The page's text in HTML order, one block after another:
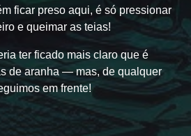
ficar preso aqui, é só pressionar
e queimar as teias!
ter ficado mais claro que é
de aranha — mas, de qualquer
em frente!